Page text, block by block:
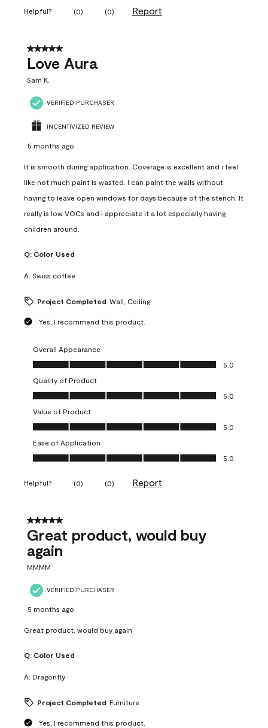
Helpful? (0) (0) Report
5 out of 5 stars.
Love Aura
Sam K.
VERIFIED PURCHASER
INCENTIVIZED REVIEW
5 months ago
It is smooth during application. Coverage is excellent and i feel
like not much paint is wasted. I can paint the walls without
having to leave open windows for days because of the stench. It
really is low VOCs and i appreciate it a lot especially having
children around.
Q: Color Used
A: Swiss coffee
Project Completed Wall, Ceiling
Yes, I recommend this product.
Overall Appearance
Overall Appearance, 5.0 out of 5
5.0
Quality of Product
Quality of Product, 5.0 out of 5
5.0
Value of Product
Value of Product, 5.0 out of 5
5.0
Ease of Application
Ease of Application, 5.0 out of 5
5.0
Helpful? (0) (0) Report
5 out of 5 stars.
Great product, would buy
again
MMMM
VERIFIED PURCHASER
5 months ago
Great product, would buy again
Q: Color Used
A: Dragonfly
Project Completed Furniture
Yes, I recommend this product.